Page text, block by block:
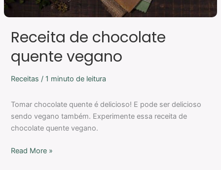
Receita de chocolate
quente vegano
Receitas / 1 minuto de leitura
Tomar chocolate quente é delicioso! E pode ser delicioso
sendo vegano também. Experimente essa receita de
chocolate quente vegano.
Read More »